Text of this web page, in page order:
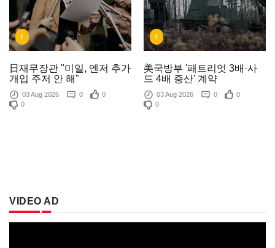
日재무장관 "미일, 엔저 추가
개입 주저 안 해"
03 Aug 2026 0
0
0
I
美국방부 '패트리엇 3배·사
드 4배 증산' 계약
03 Aug 2026 0
0
0
VIDEO AD